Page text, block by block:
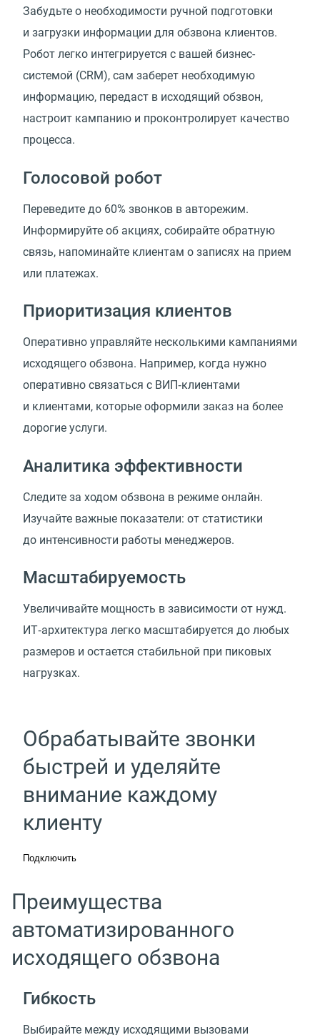
Забудьте о необходимости ручной подготовки
и загрузки информации для обзвона клиентов.
Робот легко интегрируется с вашей бизнес-
системой (CRM), сам заберет необходимую
информацию, передаст в исходящий обзвон,
настроит кампанию и проконтролирует качество
процесса.
Голосовой робот
Переведите до 60% звонков в авторежим.
Информируйте об акциях, собирайте обратную
связь, напоминайте клиентам о записях на прием
или платежах.
Приоритизация клиентов
Оперативно управляйте несколькими кампаниями
исходящего обзвона. Например, когда нужно
оперативно связаться с ВИП‑клиентами
и клиентами, которые оформили заказ на более
дорогие услуги.
Аналитика эффективности
Следите за ходом обзвона в режиме онлайн.
Изучайте важные показатели: от статистики
до интенсивности работы менеджеров.
Масштабируемость
Увеличивайте мощность в зависимости от нужд.
ИТ‑архитектура легко масштабируется до любых
размеров и остается стабильной при пиковых
нагрузках.
Обрабатывайте звонки
быстрей и уделяйте
внимание каждому
клиенту
Подключить
Преимущества
автоматизированного
исходящего обзвона
Гибкость
Выбирайте между исходящими вызовами